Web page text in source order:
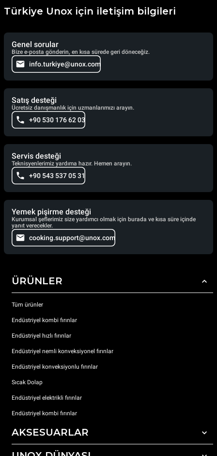
Türkiye Unox için iletişim bilgileri
Genel sorular
Bize e-posta gönderin, en kısa sürede geri döneceğiz.
info.turkiye@unox.com
Satış desteği
Ücretsiz danışmanlık için uzmanlarımızı arayın.
+90 530 176 62 03
Servis desteği
Teknisyenlerimiz yardıma hazır. Hemen arayın.
+90 543 537 05 31
Yemek pişirme desteği
Kurumsal şeflerimiz size yardımcı olmak için burada ve kısa süre içinde
yanıt verecekler.
cooking.support@unox.com
ÜRÜNLER
Tüm ürünler
Endüstriyel kombi fırınlar
Endüstriyel hızlı fırınlar
Endüstriyel nemli konveksiyonel fırınlar
Endüstriyel konveksiyonlu fırınlar
Sıcak Dolap
Endüstriyel elektrikli fırınlar
Endüstriyel kombi fırınlar
AKSESUARLAR